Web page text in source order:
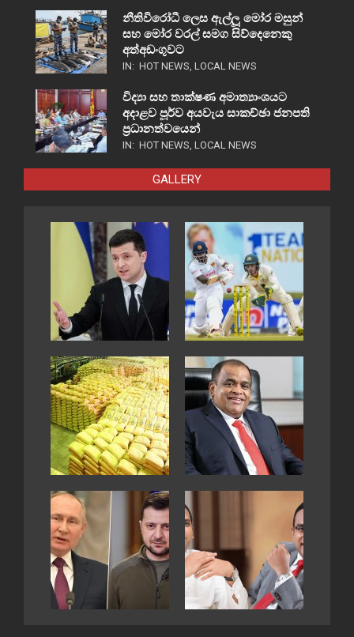
නීතිවිරෝධී ලෙස ඇල්ලූ මෝර මසුන්
සහ මෝර වරල් සමග සිව්දෙනෙකු
අත්අඩංගුවට
IN: HOT NEWS, LOCAL NEWS
විද්‍යා සහ තාක්ෂණ අමාත්‍යාංශයට
අදාළව පූර්ව අයවැය සාකච්ඡා ජනපති
ප්‍රධානත්වයෙන්
IN: HOT NEWS, LOCAL NEWS
GALLERY